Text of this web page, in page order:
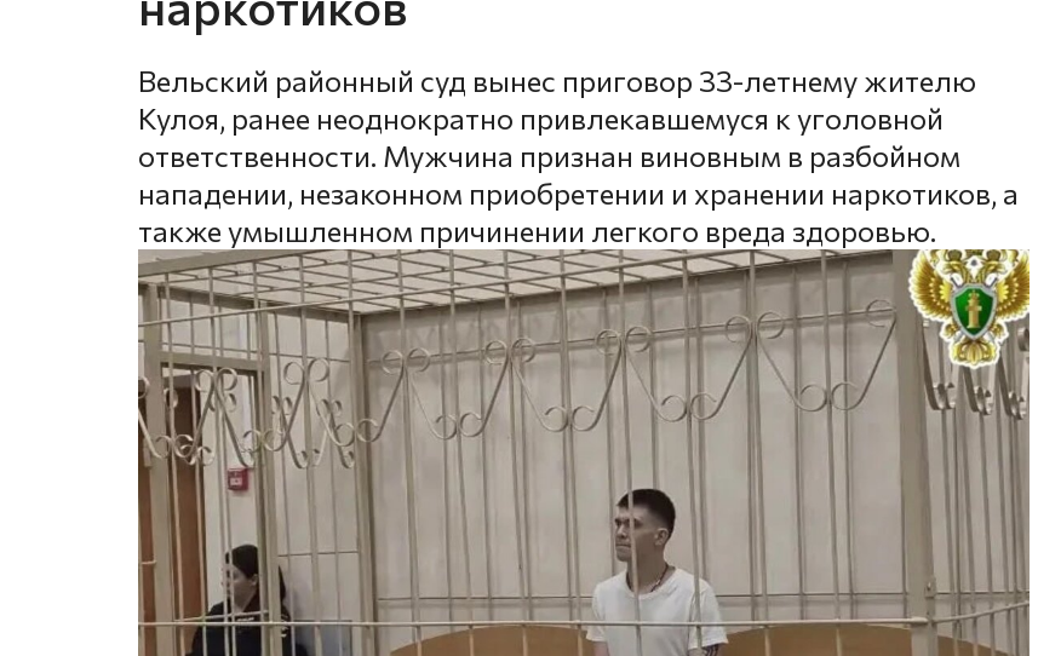
Вельский районный суд вынес приговор 33-летнему жителю
Кулоя, ранее неоднократно привлекавшемуся к уголовной
ответственности. Мужчина признан виновным в разбойном
нападении, незаконном приобретении и хранении наркотиков, а
также умышленном причинении легкого вреда здоровью.